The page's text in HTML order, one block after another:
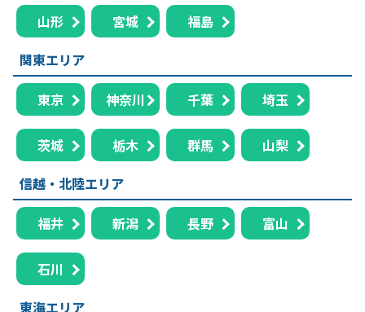
山形 宮城
福島
関東エリア
東京 神奈川 千葉 埼玉
茨城 栃木 群馬
山梨
信越・北陸エリア
福井 新潟 長野 富山
石川
東海エリア